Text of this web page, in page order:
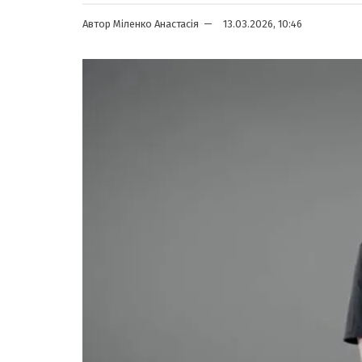
Автор Міленко Анастасія 13.03.2026, 10:46